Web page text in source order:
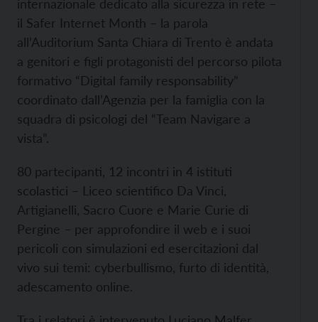
internazionale dedicato alla sicurezza in rete –
il Safer Internet Month – la parola
all’Auditorium Santa Chiara di Trento è andata
a genitori e figli protagonisti del percorso pilota
formativo “Digital family responsability”
coordinato dall’Agenzia per la famiglia con la
squadra di psicologi del “Team Navigare a
vista”.
80 partecipanti, 12 incontri in 4 istituti
scolastici – Liceo scientifico Da Vinci,
Artigianelli, Sacro Cuore e Marie Curie di
Pergine – per approfondire il web e i suoi
pericoli con simulazioni ed esercitazioni dal
vivo sui temi: cyberbullismo, furto di identità,
adescamento online.